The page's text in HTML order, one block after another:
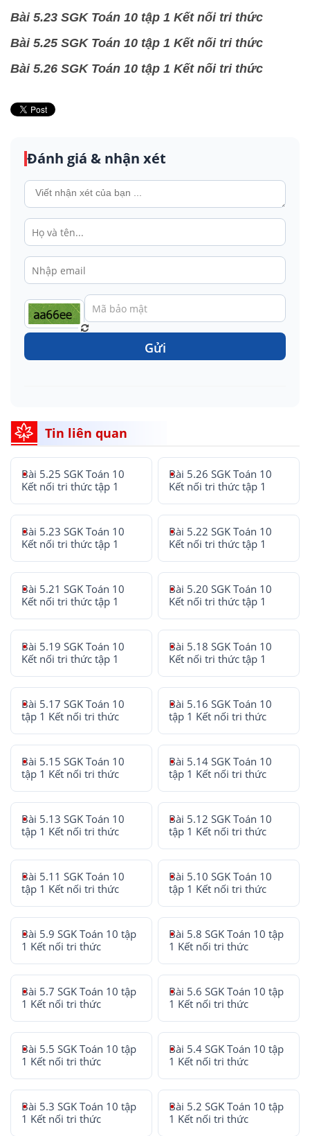
Bài 5.23 SGK Toán 10 tập 1 Kết nối tri thức
Bài 5.25 SGK Toán 10 tập 1 Kết nối tri thức
Bài 5.26 SGK Toán 10 tập 1 Kết nối tri thức
Đánh giá & nhận xét
Gửi
Tin liên quan
Bài 5.25 SGK Toán 10
Kết nối tri thức tập 1
Bài 5.26 SGK Toán 10
Kết nối tri thức tập 1
Bài 5.23 SGK Toán 10
Kết nối tri thức tập 1
Bài 5.22 SGK Toán 10
Kết nối tri thức tập 1
Bài 5.21 SGK Toán 10
Kết nối tri thức tập 1
Bài 5.20 SGK Toán 10
Kết nối tri thức tập 1
Bài 5.19 SGK Toán 10
Kết nối tri thức tập 1
Bài 5.18 SGK Toán 10
Kết nối tri thức tập 1
Bài 5.17 SGK Toán 10
tập 1 Kết nối tri thức
Bài 5.16 SGK Toán 10
tập 1 Kết nối tri thức
Bài 5.15 SGK Toán 10
tập 1 Kết nối tri thức
Bài 5.14 SGK Toán 10
tập 1 Kết nối tri thức
Bài 5.13 SGK Toán 10
tập 1 Kết nối tri thức
Bài 5.12 SGK Toán 10
tập 1 Kết nối tri thức
Bài 5.11 SGK Toán 10
tập 1 Kết nối tri thức
Bài 5.10 SGK Toán 10
tập 1 Kết nối tri thức
Bài 5.9 SGK Toán 10 tập
1 Kết nối tri thức
Bài 5.8 SGK Toán 10 tập
1 Kết nối tri thức
Bài 5.7 SGK Toán 10 tập
1 Kết nối tri thức
Bài 5.6 SGK Toán 10 tập
1 Kết nối tri thức
Bài 5.5 SGK Toán 10 tập
1 Kết nối tri thức
Bài 5.4 SGK Toán 10 tập
1 Kết nối tri thức
Bài 5.3 SGK Toán 10 tập
1 Kết nối tri thức
Bài 5.2 SGK Toán 10 tập
1 Kết nối tri thức